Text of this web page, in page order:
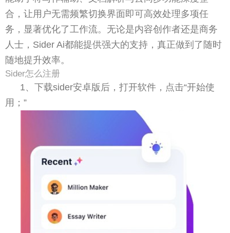
合，让用户无需频繁切换界面即可高效处理多项任
务，显著优化了工作流。无论是内容创作者还是商务
人士，Sider Ai都能提供强大的支持，真正做到了随时
随地提升效率。
Sider怎么注册
1、下载sider安卓版后，打开软件，点击“开始使
用；”